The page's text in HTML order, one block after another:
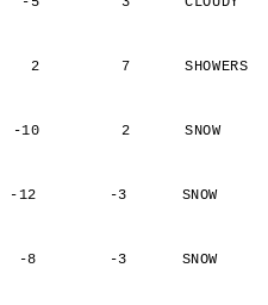
2         7      SHOWERS
-10         2      SNOW
-12        -3      SNOW
-8        -3      SNOW